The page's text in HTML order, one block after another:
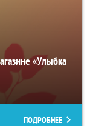
«Улыбка
ПОДРОБНЕЕ